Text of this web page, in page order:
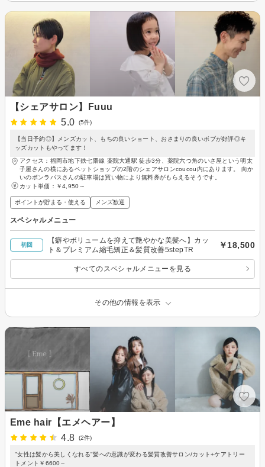
【シェアサロン】Fuuu
5.0
(5件)
【当日予約◎】メンズカット、もちの良いショート、おさまりの良いボブが好評◎キ
ッズカットもやってます！
アクセス：福岡市地下鉄七隈線 薬院大通駅 徒歩3分、薬院六つ角のいさ屋という明太
子屋さんの横にあるペットショップの2階のシェアサロンcoucou内にあります。 向か
いのボンラパスさんの駐車場は買い物により無料券がもらえるそうです。
カット単価： ￥4,950～
ポイントが貯まる・使える メンズ歓迎
スペシャルメニュー
初回
【癖やボリュームを抑えて艶やかな美髪へ】カッ
ト＆プレミアム縮毛矯正＆髪質改善5stepTR
￥18,500
すべてのスペシャルメニューを見る
その他の情報を表示
Eme hair【エメヘアー】
4.8
(2件)
"女性は髪から美しくなれる"髪への意識が変わる髪質改善サロン/カット+ケアトリー
トメント￥6600∼